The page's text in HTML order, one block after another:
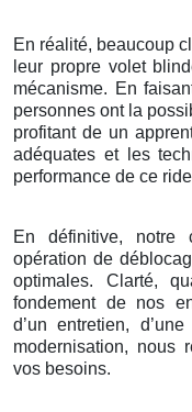
En réalité, beaucoup
leur propre volet
mécanisme. En
personnes ont la
profitant de un
adéquates et les
performance de ce
En définitive, notre
opération de
optimales. Clarté,
fondement de nos
d’un entretien,
modernisation, nous
vos besoins.